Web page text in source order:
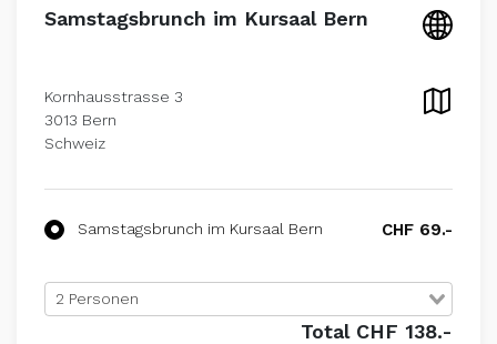
Samstagsbrunch im Kursaal Bern
Kornhausstrasse 3
3013 Bern
Schweiz
Samstagsbrunch im Kursaal Bern CHF 69.-
2 Personen
Total CHF 138.-